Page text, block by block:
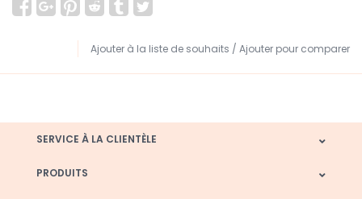
Ajouter à la liste de souhaits / Ajouter pour comparer
SERVICE À LA CLIENTÈLE
PRODUITS